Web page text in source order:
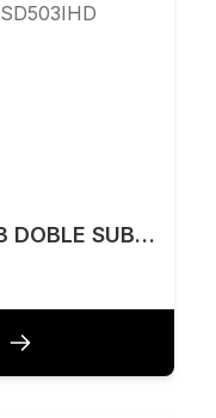
FREGADERO ECLIPSE 503 DOBLE SUBMONTAR IZQ ECLIPSESESD503IHD